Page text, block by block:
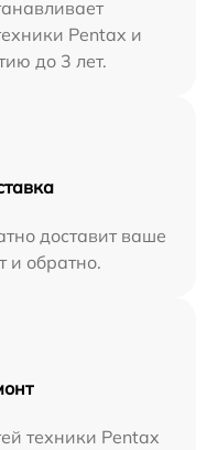
Pentax и
до 3 лет.
доставит ваше
и обратно.
техники Pentax